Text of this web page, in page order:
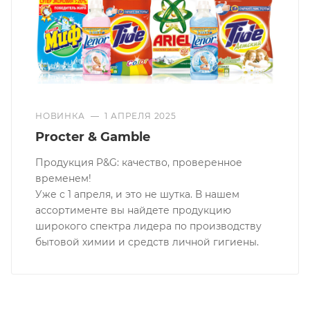
НОВИНКА — 1 АПРЕЛЯ 2025
Procter & Gamble
Продукция P&G: качество, проверенное
временем!
Уже с 1 апреля, и это не шутка. В нашем
ассортименте вы найдете продукцию
широкого спектра лидера по производству
бытовой химии и средств личной гигиены.